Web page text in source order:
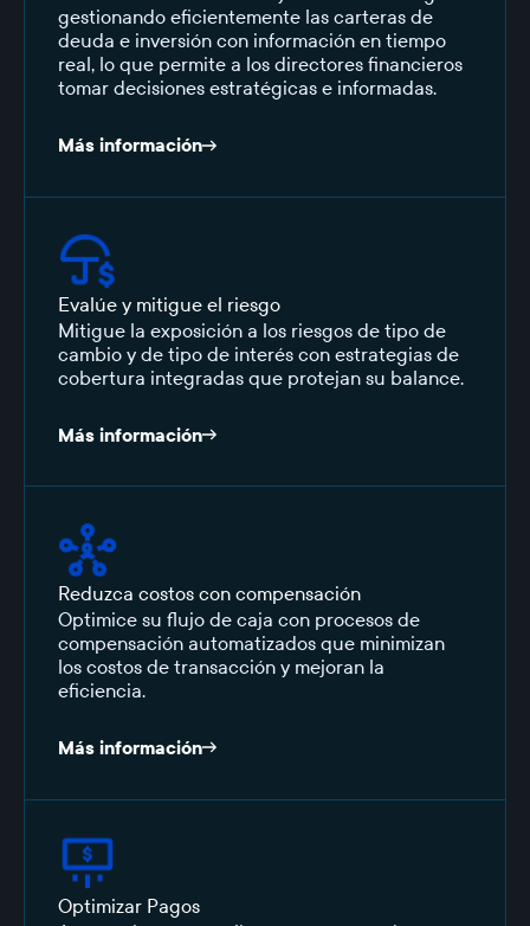
gestionando eficientemente las carteras de
deuda e inversión con información en tiempo
real, lo que permite a los directores financieros
tomar decisiones estratégicas e informadas.
Más información
Evalúe y mitigue el riesgo
Mitigue la exposición a los riesgos de tipo de
cambio y de tipo de interés con estrategias de
cobertura integradas que protejan su balance.
Más información
Reduzca costos con compensación
Optimice su flujo de caja con procesos de
compensación automatizados que minimizan
los costos de transacción y mejoran la
eficiencia.
Más información
Optimizar Pagos